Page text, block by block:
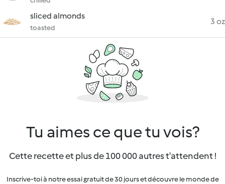
sliced almonds
toasted
3 oz
Tu aimes ce que tu vois?
Cette recette et plus de 100 000 autres t'attendent !
Inscrive-toi à notre essai gratuit de 30 jours et découvre le monde de